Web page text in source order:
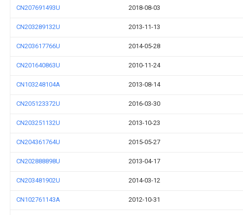
CN207691493U 2018-08-03
CN203289132U 2013-11-13
CN203617766U 2014-05-28
CN201640863U 2010-11-24
CN103248104A 2013-08-14
CN205123372U 2016-03-30
CN203251132U 2013-10-23
CN204361764U 2015-05-27
CN202888898U 2013-04-17
CN203481902U 2014-03-12
CN102761143A 2012-10-31